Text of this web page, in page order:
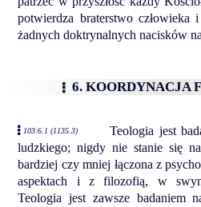
potwierdza braterstwo
żadnych doktrynalnych nacisków
6. KOORDYNACJA
103:6.1 (1135.3)
Teologia jest
ludzkiego; nigdy nie stanie się
bardziej czy mniej łączona z
aspektach i z filozofią, w
Teologia jest zawsze badaniem